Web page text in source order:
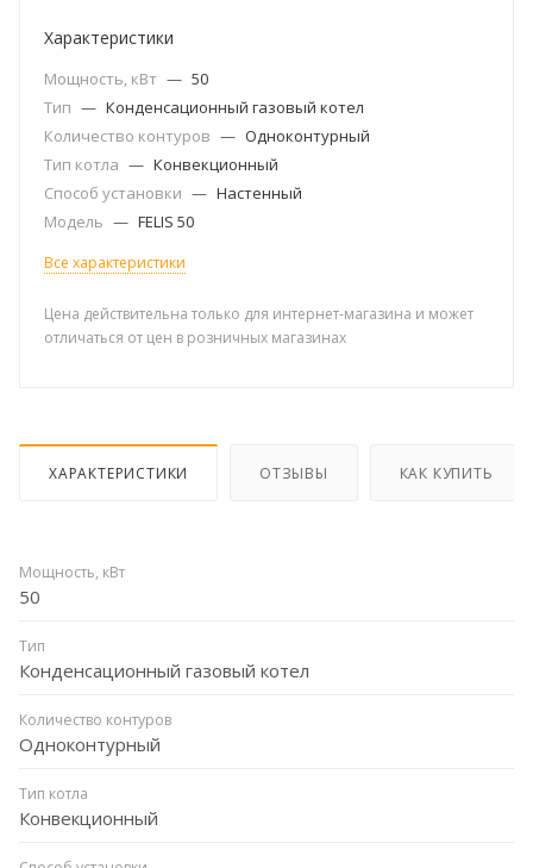
Характеристики
Мощность, кВт — 50
Тип — Конденсационный газовый котел
Количество контуров — Одноконтурный
Тип котла — Конвекционный
Способ установки — Настенный
Модель — FELIS 50
Все характеристики
Цена действительна только для интернет-магазина и может
отличаться от цен в розничных магазинах
ХАРАКТЕРИСТИКИ ОТЗЫВЫ КАК КУПИТЬ
Мощность, кВт
50
Тип
Конденсационный газовый котел
Количество контуров
Одноконтурный
Тип котла
Конвекционный